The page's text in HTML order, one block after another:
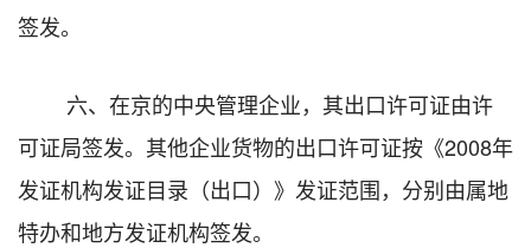
签发。
六、在京的中央管理企业，其出口许可证由许
可证局签发。其他企业货物的出口许可证按《2008年
发证机构发证目录（出口）》发证范围，分别由属地
特办和地方发证机构签发。